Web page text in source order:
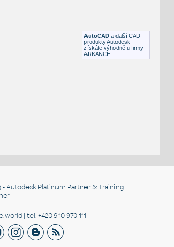
Vozidla, doprava
AutoCAD a další CAD
produkty Autodesk
získáte výhodně u firmy
ARKANCE
- Autodesk Platinum Partner & Training
| tel. +420 910 970 111